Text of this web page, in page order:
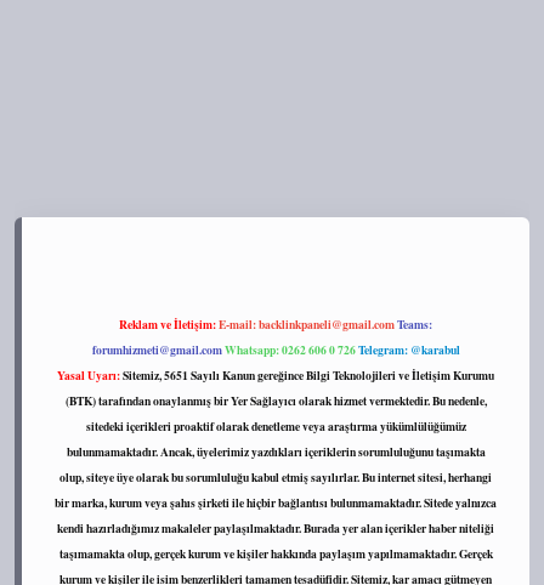
Reklam ve İletişim:E-mail:backlinkpaneli@gmail.comTeams:
forumhizmeti@gmail.comWhatsapp: 0262 606 0 726Telegram: @karabul
Yasal Uyarı:Sitemiz, 5651 Sayılı Kanun gereğince Bilgi Teknolojileri ve İletişim Kurumu
(BTK) tarafından onaylanmış bir Yer Sağlayıcı olarak hizmet vermektedir. Bu nedenle,
sitedeki içerikleri proaktif olarak denetleme veya araştırma yükümlülüğümüz
bulunmamaktadır. Ancak, üyelerimiz yazdıkları içeriklerin sorumluluğunu taşımakta
olup, siteye üye olarak bu sorumluluğu kabul etmiş sayılırlar. Bu internet sitesi, herhangi
bir marka, kurum veya şahıs şirketi ile hiçbir bağlantısı bulunmamaktadır. Sitede yalnızca
kendi hazırladığımız makaleler paylaşılmaktadır. Burada yer alan içerikler haber niteliği
taşımamakta olup, gerçek kurum ve kişiler hakkında paylaşım yapılmamaktadır. Gerçek
kurum ve kişiler ile isim benzerlikleri tamamen tesadüfidir. Sitemiz, kar amacı gütmeyen